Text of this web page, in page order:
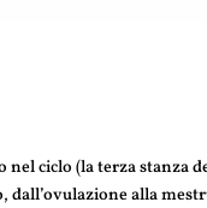
nel ciclo (la terza
dall’ovulazione alla